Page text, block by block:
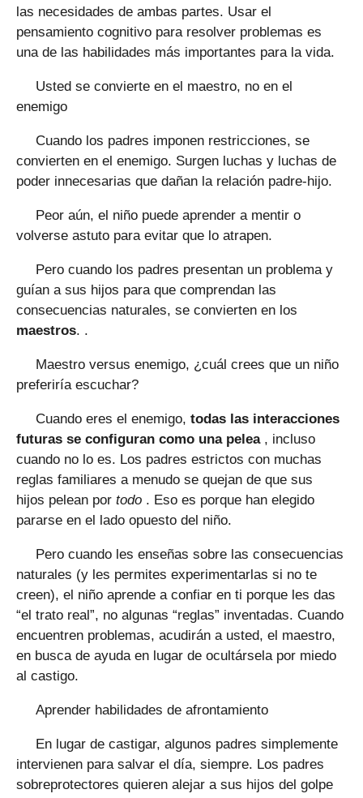
las necesidades de ambas partes. Usar el
pensamiento cognitivo para resolver problemas es
una de las habilidades más importantes para la vida.
Usted se convierte en el maestro, no en el
enemigo
Cuando los padres imponen restricciones, se
convierten en el enemigo. Surgen luchas y luchas de
poder innecesarias que dañan la relación padre-hijo.
Peor aún, el niño puede aprender a mentir o
volverse astuto para evitar que lo atrapen.
Pero cuando los padres presentan un problema y
guían a sus hijos para que comprendan las
consecuencias naturales, se convierten en los
maestros. .
Maestro versus enemigo, ¿cuál crees que un niño
preferiría escuchar?
Cuando eres el enemigo, todas las interacciones
futuras se configuran como una pelea, incluso
cuando no lo es. Los padres estrictos con muchas
reglas familiares a menudo se quejan de que sus
hijos pelean por todo . Eso es porque han elegido
pararse en el lado opuesto del niño.
Pero cuando les enseñas sobre las consecuencias
naturales (y les permites experimentarlas si no te
creen), el niño aprende a confiar en ti porque les das
“el trato real”, no algunas “reglas” inventadas. Cuando
encuentren problemas, acudirán a usted, el maestro,
en busca de ayuda en lugar de ocultársela por miedo
al castigo.
Aprender habilidades de afrontamiento
En lugar de castigar, algunos padres simplemente
intervienen para salvar el día, siempre. Los padres
sobreprotectores quieren alejar a sus hijos del golpe